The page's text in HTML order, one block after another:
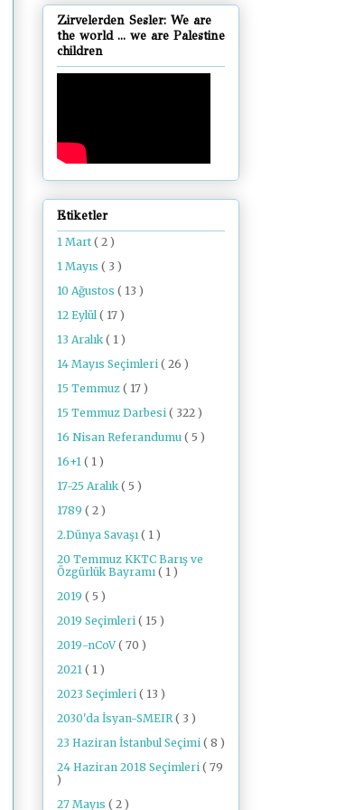
Zirvelerden Sesler: We are
the world ... we are Palestine
children
Etiketler
1 Mart ( 2 )
1 Mayıs ( 3 )
10 Ağustos ( 13 )
12 Eylül ( 17 )
13 Aralık ( 1 )
14 Mayıs Seçimleri ( 26 )
15 Temmuz ( 17 )
15 Temmuz Darbesi ( 322 )
16 Nisan Referandumu ( 5 )
16+1 ( 1 )
17-25 Aralık ( 5 )
1789 ( 2 )
2.Dünya Savaşı ( 1 )
20 Temmuz KKTC Barış ve
Özgürlük Bayramı ( 1 )
2019 ( 5 )
2019 Seçimleri ( 15 )
2019-nCoV( 70 )
2021 ( 1 )
2023 Seçimleri ( 13 )
2030'da İsyan-SMEIR ( 3 )
23 Haziran İstanbul Seçimi ( 8 )
24 Haziran 2018 Seçimleri ( 79
)
27 Mayıs ( 2 )